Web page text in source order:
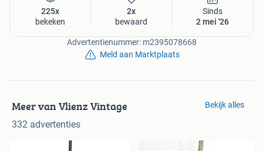
225x
bekeken
2x
bewaard
Sinds
2 mei '26
Advertentienummer: m2395078668
Meld aan Marktplaats
Meer van Vlienz Vintage
332 advertenties
Bekijk alles